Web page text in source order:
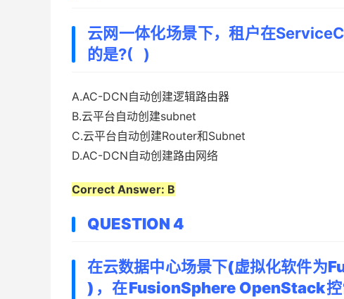
云网一体化场景下，租户在
的是?( )
A.AC-DCN自动创建逻辑路由器
B.云平台自动创建subnet
C.云平台自动创建Router和Subnet
D.AC-DCN自动创建路由网络
Correct Answer: B
QUESTION 4
在云数据中心场景下(虚拟化软件
)，在FusionSphere OpenStack